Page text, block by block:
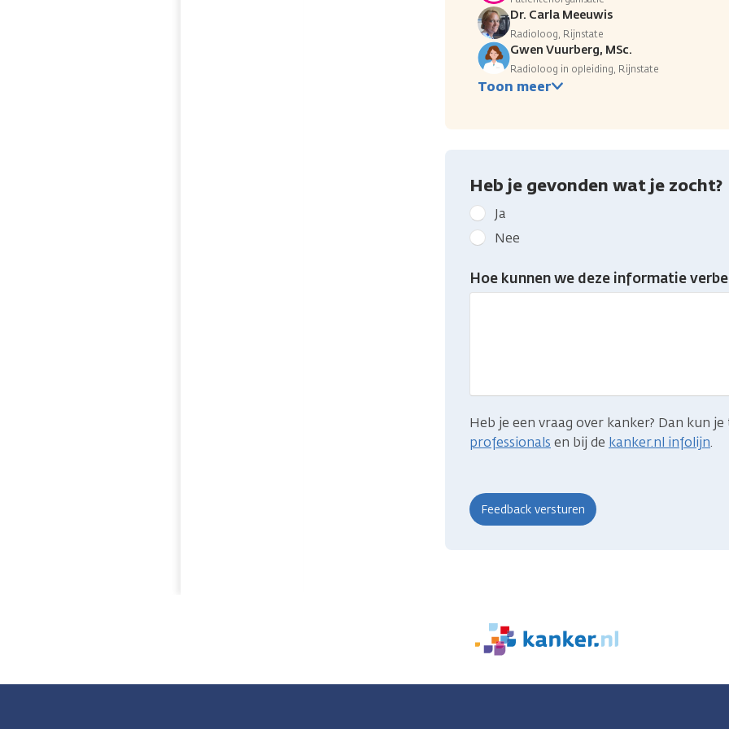
Dr. Carla Meeuwis
Radioloog, Rijnstate
Gwen Vuurberg, MSc.
Radioloog in opleiding, Rijnstate
Toon meer
Heb je gevonden wat je zocht?
Geef
kanker.nl
feedback:
Heb
je
Ja
Nee
Hoe kunnen we deze informatie
Heb je een vraag over kanker? Dan kun
professionals en bij de kanker.nl infolijn.
We
er